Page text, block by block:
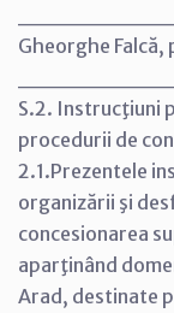
Gheorghe Falcă,
S.2. Instrucţiuni
procedurii de
2.1.Prezentele
organizării şi
concesionarea
aparţinând
Arad, destinate